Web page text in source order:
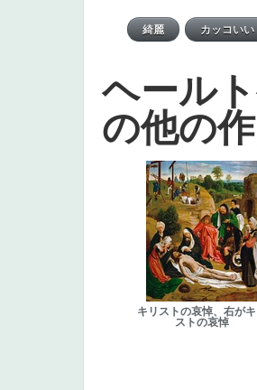
ヘール
の他の
キリストの哀悼、右がキ
ストの哀悼